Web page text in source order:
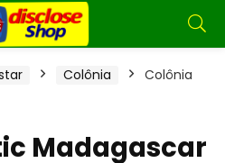
Colônia
Colônia
Madagascar